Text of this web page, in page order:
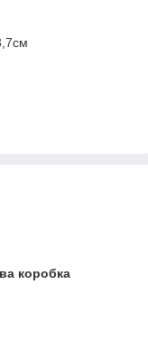
коробка